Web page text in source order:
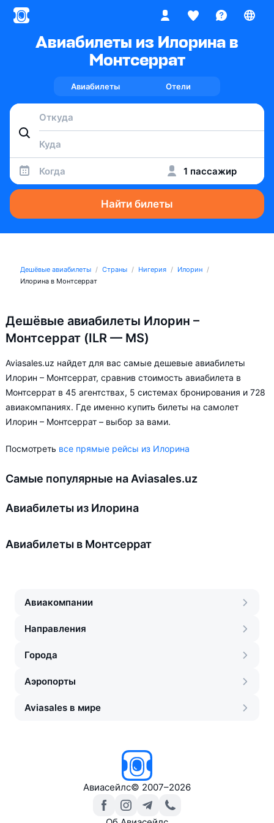
Авиабилеты из Илорина в
Монтсеррат
Авиабилеты Отели
Когда 1 пассажир
Найти билеты
Дешёвые авиабилеты Страны Нигерия
Илорин
Илорина в Монтсеррат
Дешёвые авиабилеты Илорин –
Монтсеррат (ILR — MS)
Aviasales.uz найдет для вас самые дешевые авиабилеты
Илорин – Монтсеррат, сравнив стоимость авиабилета в
Монтсеррат в 45 агентствах, 5 системах бронирования и 728
авиакомпаниях. Где именно купить билеты на самолет
Илорин – Монтсеррат – выбор за вами.
Посмотреть все прямые рейсы из Илорина
Самые популярные на Aviasales.uz
Авиабилеты из Илорина
Авиабилеты в Монтсеррат
Авиакомпании
Направления
Города
Аэропорты
Aviasales в мире
Авиасейлс© 2007–2026